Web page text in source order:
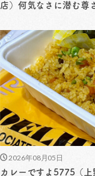
店）何気なさに潜む尊
2026年08月05日
カレーですよ5775（